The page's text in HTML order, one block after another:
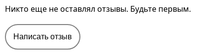
Никто еще не оставлял отзывы. Будьте первым.
Написать отзыв